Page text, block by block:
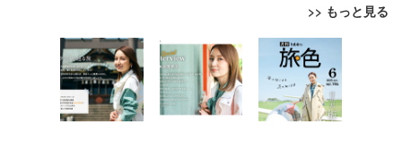
>> もっと見る
[EdoErgo] オフィスチェア 椅子 テレワーク 疲れな
い 跳ね上げ式アームレスト コンパクト 約105度ロッ
キング pc 事務椅子 360度回転 座面昇降 強化ナイロ
ン樹脂ベース 通気性メッシュ 在宅ワーク H-WY01
(黒網+黒枠+黒足)
￥5,699
EIZO ビジネス向けプレミアムモニター | FlexScan
EV3240X-WT | 31.5型4K UHD・USB Type-C・ホワ
イト
￥105,595
Amazonベーシック ペットシーツ 薄型 レギュラー 1
回使い捨て 無香料 ホワイト 300枚
￥3,373